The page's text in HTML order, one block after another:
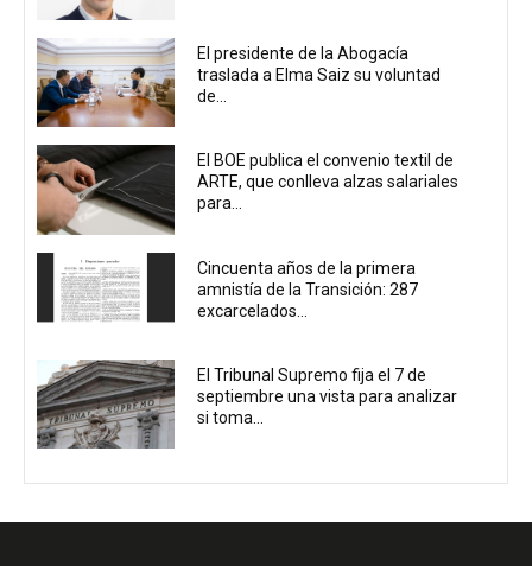
El presidente de la Abogacía
traslada a Elma Saiz su voluntad
de...
El BOE publica el convenio textil de
ARTE, que conlleva alzas salariales
para...
Cincuenta años de la primera
amnistía de la Transición: 287
excarcelados...
El Tribunal Supremo fija el 7 de
septiembre una vista para analizar
si toma...